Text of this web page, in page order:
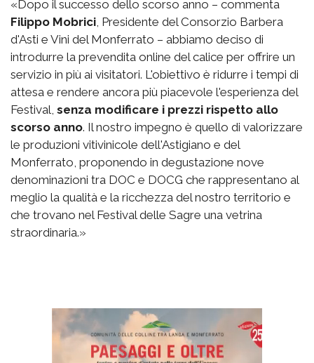
«Dopo il successo dello scorso anno – commenta
Filippo Mobrici, Presidente del Consorzio Barbera
d'Asti e Vini del Monferrato – abbiamo deciso di
introdurre la prevendita online del calice per offrire un
servizio in più ai visitatori. L'obiettivo è ridurre i tempi di
attesa e rendere ancora più piacevole l'esperienza del
Festival, senza modificare i prezzi rispetto allo
scorso anno. Il nostro impegno è quello di valorizzare
le produzioni vitivinicole dell'Astigiano e del
Monferrato, proponendo in degustazione nove
denominazioni tra DOC e DOCG che rappresentano al
meglio la qualità e la ricchezza del nostro territorio e
che trovano nel Festival delle Sagre una vetrina
straordinaria.»